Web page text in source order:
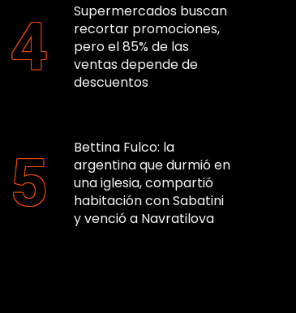
Supermercados buscan
recortar promociones,
pero el 85% de las
ventas depende de
descuentos
Bettina Fulco: la
argentina que durmió en
una iglesia, compartió
habitación con Sabatini
y venció a Navratilova